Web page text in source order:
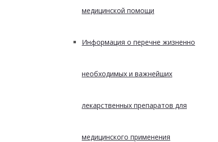
медицинской помощи
Информация о перечне жизненно
необходимых и важнейших
лекарственных препаратов для
медицинского применения